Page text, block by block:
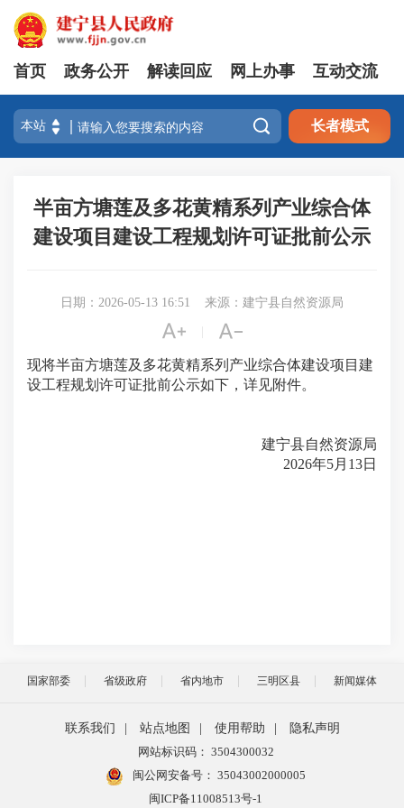
首页 政务公开 解读回应 网上办事 互动交流
 长者模式
半亩方塘莲及多花黄精系列产业综合体
建设项目建设工程规划许可证批前公示
日期：2026-05-13 16:51 来源：建宁县自然资源局
 
现将半亩方塘莲及多花黄精系列产业综合体建设项目建
设工程规划许可证批前公示如下，详见附件。
建宁县自然资源局
2026年5月13日
国家部委 省级政府 省内地市 三明区县 新闻媒体
联系我们 站点地图 使用帮助
隐私声明
网站标识码： 3504300032
闽公网安备号： 35043002000005
闽ICP备11008513号-1